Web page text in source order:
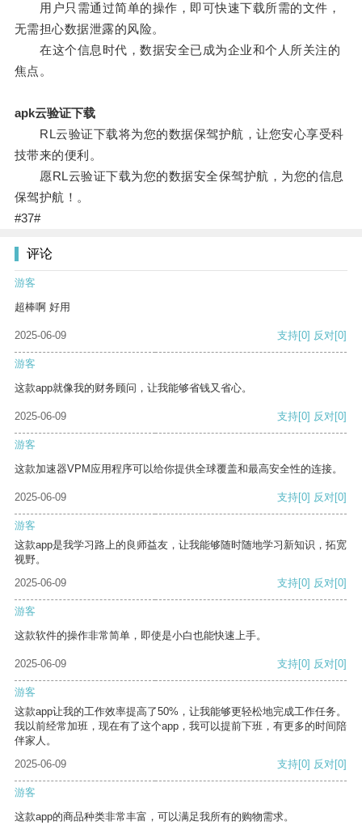
用户只需通过简单的操作，即可快速下载所需的文件，
无需担心数据泄露的风险。
在这个信息时代，数据安全已成为企业和个人所关注的
焦点。
apk云验证下载
RL云验证下载将为您的数据保驾护航，让您安心享受科
技带来的便利。
愿RL云验证下载为您的数据安全保驾护航，为您的信息
保驾护航！。
#37#
评论
游客
超棒啊 好用
2025-06-09 支持[0] 反对[0]
游客
这款app就像我的财务顾问，让我能够省钱又省心。
2025-06-09 支持[0] 反对[0]
游客
这款加速器VPM应用程序可以给你提供全球覆盖和最高安全性的连接。
2025-06-09 支持[0] 反对[0]
游客
这款app是我学习路上的良师益友，让我能够随时随地学习新知识，拓宽
视野。
2025-06-09
支持[0] 反对[0]
游客
这款软件的操作非常简单，即使是小白也能快速上手。
2025-06-09 支持[0] 反对[0]
游客
这款app让我的工作效率提高了50%，让我能够更轻松地完成工作任务。
我以前经常加班，现在有了这个app，我可以提前下班，有更多的时间陪
伴家人。
2025-06-09
支持[0] 反对[0]
游客
这款app的商品种类非常丰富，可以满足我所有的购物需求。